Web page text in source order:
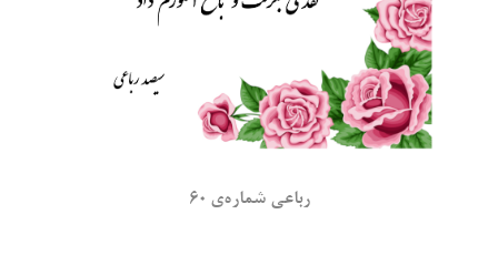
رباعی شماره‌ی ۶۰